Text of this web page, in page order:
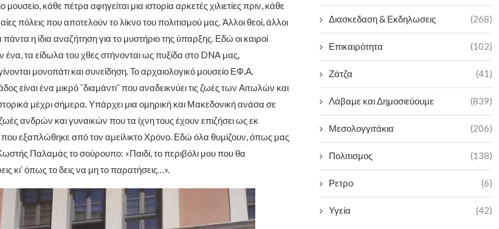
κάθε πέτρα αφηγείται μια ιστορία αρκετές χιλιετίες πριν, κάθε
πόλεις που αποτελούν το λίκνο του πολιτισμού μας. Άλλοι θεοί, άλλοι
η ίδια αναζήτηση για το μυστήριο της ύπαρξης. Εδώ οι καιροί
ένα, τα είδωλα του χθες στήνονται ως πυξίδα στο DNA μας,
μονοπάτι και συνείδηση. Το αρχαιολογικό μουσείο ΕΦ.Α.
είναι ένα μικρό ¨διαμάντι¨ που αναδεικνύει τις ζωές των Αιτωλών και
μέχρι σήμερα. Υπάρχει μια ομηρική και Μακεδονική ανάσα σε
ανδρών και γυναικών που τα ίχνη τους έχουν επιζήσει ως εκ
εξαπλώθηκε από τον αμείλικτο Χρόνο. Εδώ όλα θυμίζουν, όπως μας
Παλαμάς το σούρουπο: «Παιδί, το περιβόλι μου που θα
κι’ όπως το δεις να μη το παρατήσεις…».
Διασκεδαση & Εκδηλωσεις (268)
Επικαιρότητα (102)
Ζάτζα (41)
Λάβαμε και Δημοσιεύουμε (839)
Μεσολογγιτάκια (206)
Πολιτισμος (138)
Ρετρο (6)
Υγεία (42)